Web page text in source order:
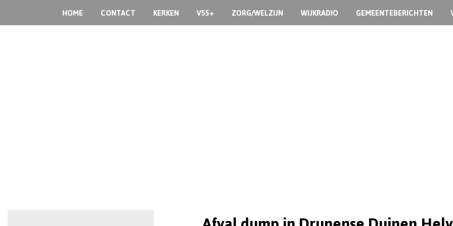
HOME CONTACT KERKEN V55+ ZORG/WELZIJN WIJKRADIO GEMEENTEBERICHTEN